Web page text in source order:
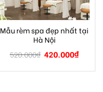
Mẫu rèm spa đẹp nhất tại
Hà Nội
520.000₫ 420.000₫